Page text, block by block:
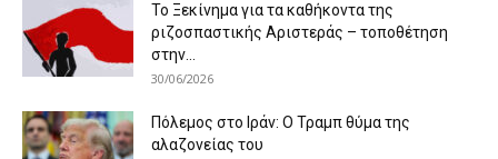
Το Ξεκίνημα για τα καθήκοντα της
ριζοσπαστικής Αριστεράς – τοποθέτηση
στην...
30/06/2026
Πόλεμος στο Ιράν: Ο Τραμπ θύμα της
αλαζονείας του